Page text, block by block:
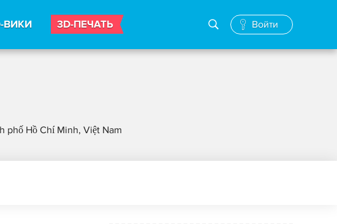
ВИКИ 3D-ПЕЧАТЬ Войти
phố Hồ Chí Minh, Việt Nam